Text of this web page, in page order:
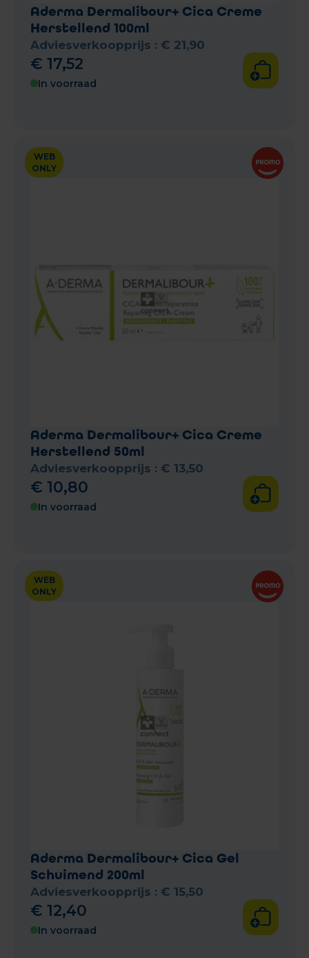
Aderma Dermalibour+ Cica Creme
Herstellend 100ml
Adviesverkoopprijs : € 21,90
€ 17,52
In voorraad
WEB
ONLY
Aderma Dermalibour+ Cica Creme
Herstellend 50ml
Adviesverkoopprijs : € 13,50
€ 10,80
In voorraad
WEB
ONLY
Aderma Dermalibour+ Cica Gel
Schuimend 200ml
Adviesverkoopprijs : € 15,50
€ 12,40
In voorraad